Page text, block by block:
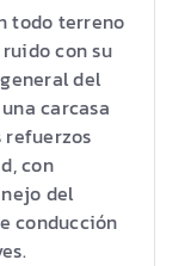
todo terreno
con su
del
carcasa
con
del
conducción